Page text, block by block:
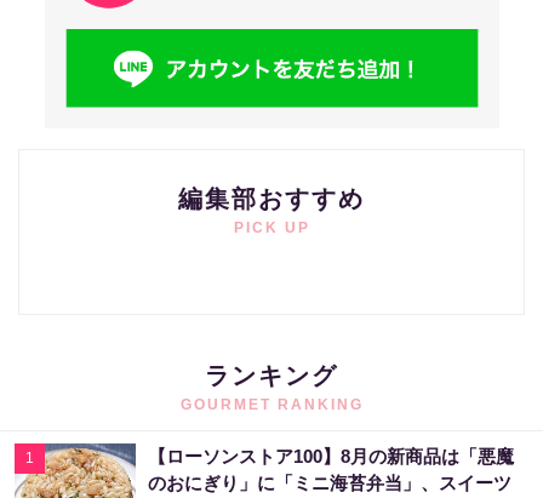
編集部おすすめ
PICK UP
ランキング
GOURMET RANKING
1
【ローソンストア100】8月の新商品は「悪魔
のおにぎり」に「ミニ海苔弁当」、スイーツ